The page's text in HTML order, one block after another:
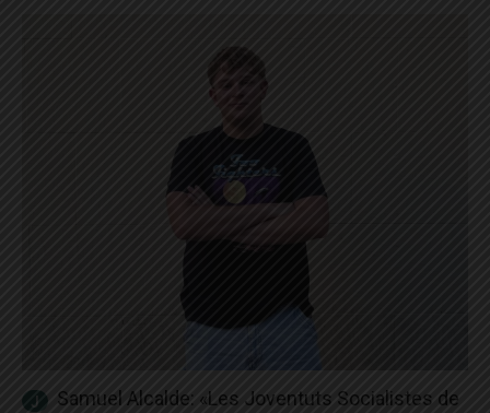
Samuel Alcalde: «Les Joventuts Socialistes de